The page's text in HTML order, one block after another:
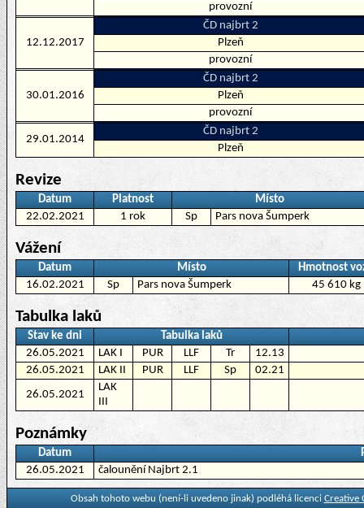
provozní
12.12.2017
ČD najbrt 2
Plzeň
provozní
30.01.2016
ČD najbrt 2
Plzeň
provozní
29.01.2014
ČD najbrt 2
Plzeň
Revize
Datum Platnost
Místo
22.02.2021
1 rok Sp Pars nova Šumperk
Vážení
Datum Místo
Hmotnost
16.02.2021
Sp Pars nova Šumperk 45 610 kg
Tabulka laků
Stav ke dni
Tabulka laků
26.05.2021
LAK I PUR LLF Tr
12.13
26.05.2021
LAK II PUR LLF Sp
02.21
26.05.2021
LAK
III
Poznámky
Datum
26.05.2021
čalounění Najbrt 2.1
Obsah tohoto webu (není-li uvedeno jinak) podléhá licenci Creative